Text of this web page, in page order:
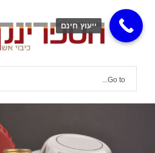
Go to...
ייעוץ חינם